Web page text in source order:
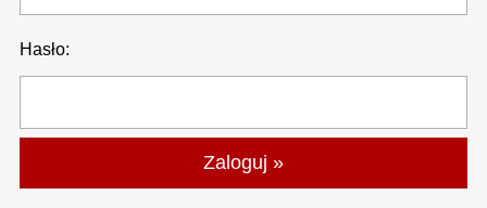
Hasło: